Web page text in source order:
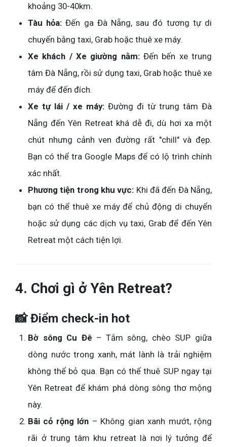
khoảng 30-40km.
Tàu hỏa: Đến ga Đà Nẵng, sau đó tương tự di
chuyển bằng taxi, Grab hoặc thuê xe máy.
Xe khách / Xe giường nằm:Đến bến xe trung
tâm Đà Nẵng, rồi sử dụng taxi, Grab hoặc thuê xe
máy để đến đích.
Xe tự lái / xe máy: Đường đi từ trung tâm Đà
Nẵng đến Yên Retreat khá dễ đi, dù hơi xa một
chút nhưng cảnh ven đường rất "chill" và đẹp.
Bạn có thể tra Google Maps để có lộ trình chính
xác nhất.
Phương tiện trong khu vực: Khi đã đến Đà Nẵng,
bạn có thể thuê xe máy để chủ động di chuyển
hoặc sử dụng các dịch vụ taxi, Grab để đến Yên
Retreat một cách tiện lợi.
4. Chơi gì ở Yên Retreat?
📸 Điểm check-in hot
Bờ sông Cu Đê – Tắm sông, chèo SUP giữa
dòng nước trong xanh, mát lành là trải nghiệm
không thể bỏ qua. Bạn có thể thuê SUP ngay tại
Yên Retreat để khám phá dòng sông thơ mộng
này.
Bãi cỏ rộng lớn – Không gian xanh mướt, rộng
rãi ở trung tâm khu retreat là nơi lý tưởng để